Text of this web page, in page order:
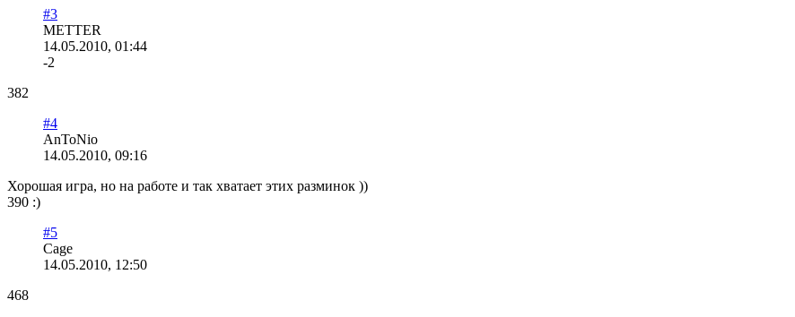
#3
METTER
14.05.2010, 01:44
-2
382
#4
AnToNio
14.05.2010, 09:16
Хорошая игра, но на работе и так хватает этих разминок ))
390 :)
#5
Cage
14.05.2010, 12:50
468